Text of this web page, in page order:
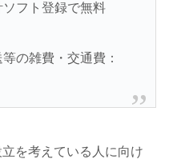
フト登録で無料
の雑費・交通費：
を考えている人に向け